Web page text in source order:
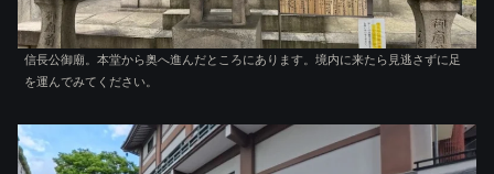
信長公御廟。本堂から奥へ進んだところにあります。境内に来たら見逃さずに足
を運んでみてください。